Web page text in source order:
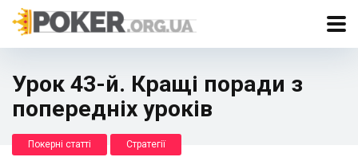
Урок 43-й. Кращі поради з
попередніх уроків
Покерні статті Стратегії